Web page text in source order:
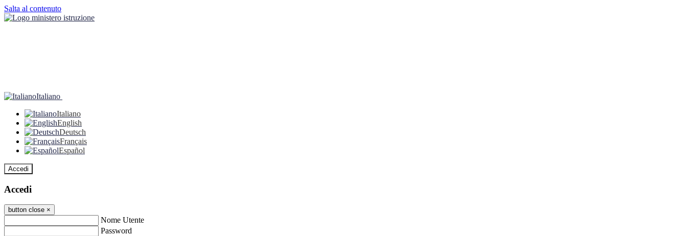
Salta al contenuto
Italiano
Italiano
English
Deutsch
Français
Español
Accedi
Accedi
button close ×
Nome Utente
Password